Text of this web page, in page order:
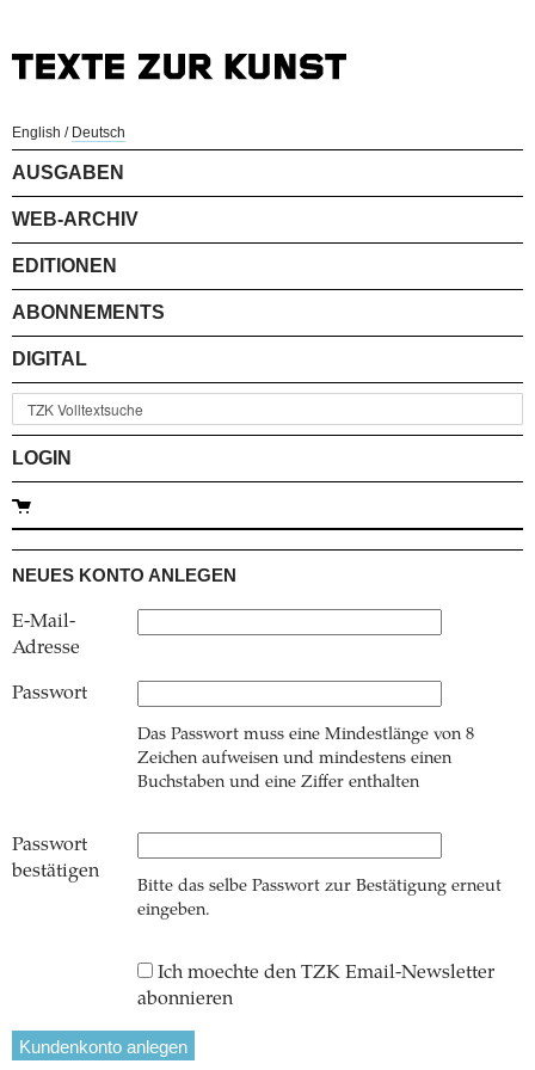
English / Deutsch
AUSGABEN
WEB-ARCHIV
EDITIONEN
ABONNEMENTS
DIGITAL
LOGIN
NEUES KONTO ANLEGEN
E-Mail-
Adresse
Passwort
Das Passwort muss eine Mindestlänge von 8
Zeichen aufweisen und mindestens einen
Buchstaben und eine Ziffer enthalten
Passwort
bestätigen
Bitte das selbe Passwort zur Bestätigung erneut
eingeben.
Ich moechte den TZK Email-Newsletter
abonnieren